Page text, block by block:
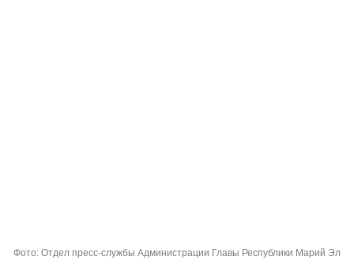
Фото: Отдел пресс-службы Администрации Главы Республики Марий Эл